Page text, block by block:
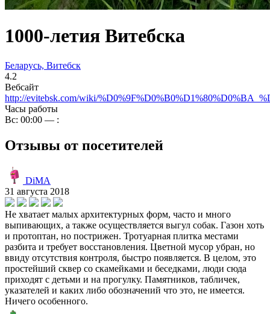
1000-летия Витебска
Беларусь, Витебск
4.2
Вебсайт
http://evitebsk.com/wiki/
Часы работы
Вс: 00:00 — :
Отзывы от посетителей
DiMA
31 августа 2018
Не хватает малых архитектурных форм, часто и много
выпивающих, а также осуществляется выгул собак. Газон хоть
и протоптан, но пострижен. Тротуарная плитка местами
разбита и требует восстановления. Цветной мусор убран, но
ввиду отсутствия контроля, быстро появляется. В целом, это
простейший сквер со скамейками и беседками, люди сюда
приходят с детьми и на прогулку. Памятников, табличек,
указателей и каких либо обозначений что это, не имеется.
Ничего особенного.